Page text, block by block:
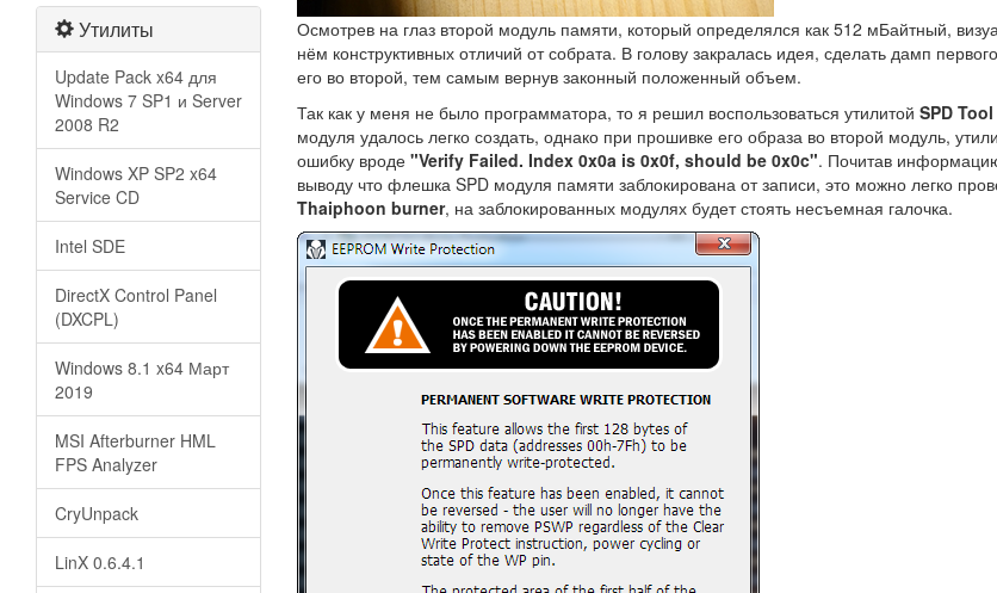
Утилиты
Update Pack x64 для
Windows 7 SP1 и Server
2008 R2
Windows XP SP2 x64
Service CD
Intel SDE
DirectX Control Panel
(DXCPL)
Windows 8.1 x64 Март
2019
MSI Afterburner HML
FPS Analyzer
CryUnpack
LinX 0.6.4.1
Осмотрев на глаз второй модуль памяти, который определялся как 512 мБайтный,
нём конструктивных отличий от собрата. В голову закралась идея, сделать дамп
его во второй, тем самым вернув законный положенный объем.
Так как у меня не было программатора, то я решил воспользоваться утилитой SPD
модуля удалось легко создать, однако при прошивке его образа во второй модуль,
ошибку вроде "Verify Failed. Index 0x0a is 0x0f, should be 0x0c". Почитав
выводу что флешка SPD модуля памяти заблокирована от записи, это можно легко
Thaiphoon burner, на заблокированных модулях будет стоять несъемная галочка.